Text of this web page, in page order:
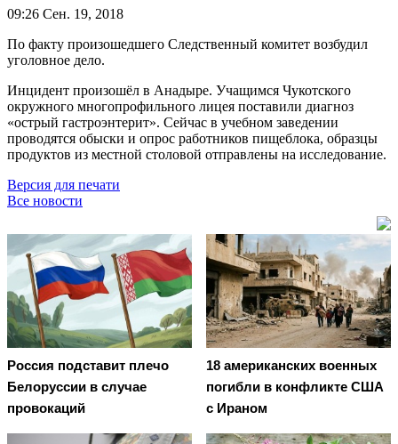
09:26 Сен. 19, 2018
По факту произошедшего Следственный комитет возбудил
уголовное дело.
Инцидент произошёл в Анадыре. Учащимся Чукотского
окружного многопрофильного лицея поставили диагноз
«острый гастроэнтерит». Сейчас в учебном заведении
проводятся обыски и опрос работников пищеблока, образцы
продуктов из местной столовой отправлены на исследование.
Версия для печати
Все новости
Россия подставит плечо
Белоруссии в случае
провокаций
18 американских военных
погибли в конфликте США
с Ираном